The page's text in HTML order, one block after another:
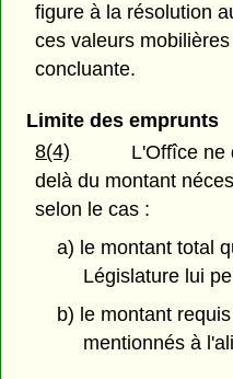
figure à la résolution
ces valeurs
concluante.
Limite des emprunts
8(4)
L'Offîce ne
delà du montant
selon le cas :
a) le montant total
Législature lui
b) le montant
mentionnés à